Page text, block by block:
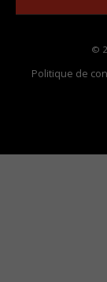
©
Politique de